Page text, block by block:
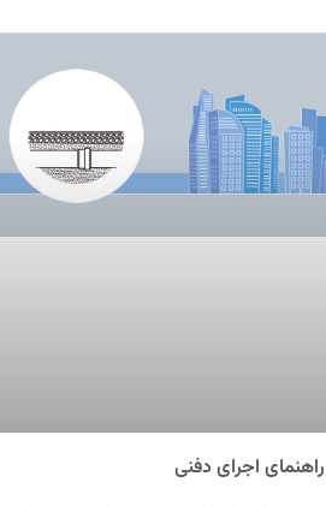
راهنمای اجرای دفنی